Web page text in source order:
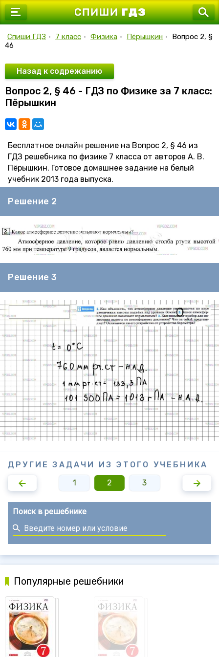
7 класс
9 класс
10 класс
11 класс
Спиши ГДЗ • 7 класс • Физика • Пёрышкин •
Вопрос 2, §
46
Назад к содрежанию
Вопрос 2, § 46 - ГДЗ по Физике за 7 класс:
Пёрышкин
Бесплатное онлайн решение на Вопрос 2, § 46 из
ГДЗ решебника по физике 7 класса от авторов А. В.
Пёрышкин. Готовое домашнее задание на белый
учебник 2013 года выпуска.
Решение 2
Решение 3
ДРУГИЕ ЗАДАЧИ ИЗ ЭТОГО УЧЕБНИКА
1
2 3
Поиск в решебнике
Популярные решебники